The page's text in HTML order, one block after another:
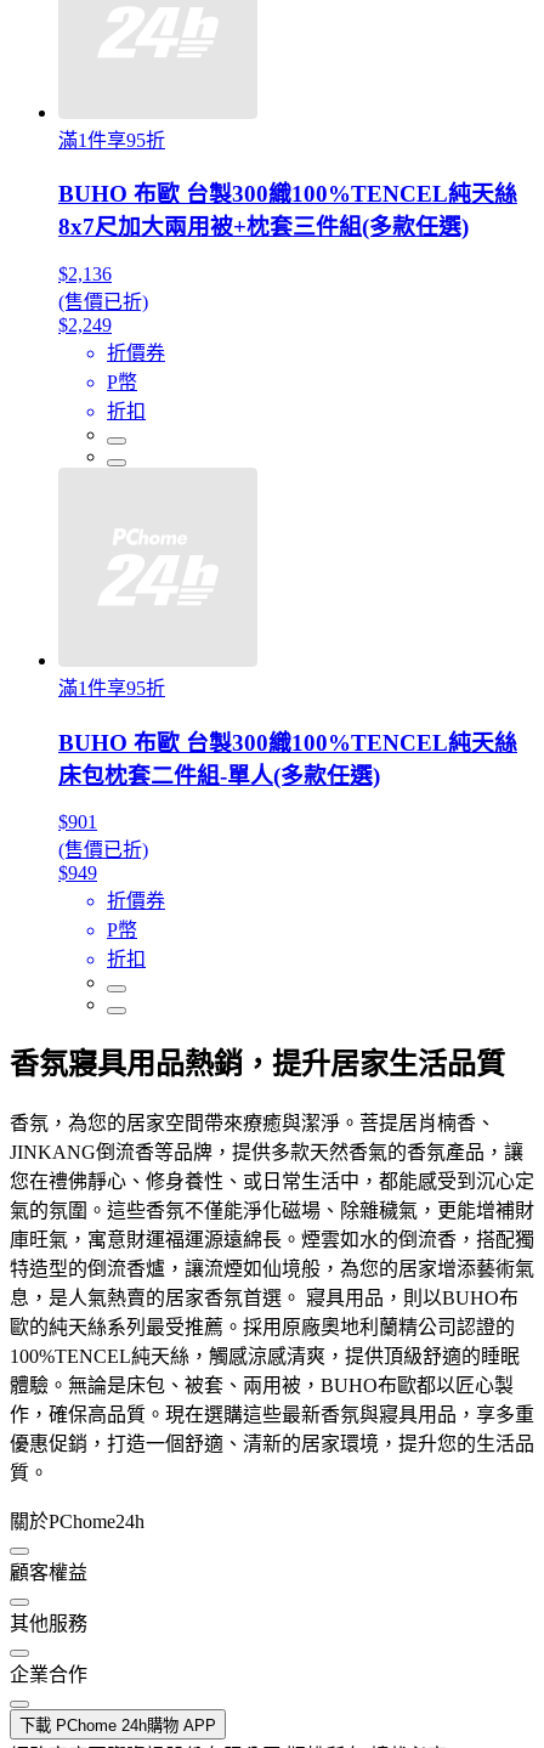
滿1件享95折
BUHO 布歐 台製300織100%TENCEL純天絲
8x7尺加大兩用被+枕套三件組(多款任選)
$2,136
(售價已折)
$2,249
折價券
P幣
折扣
滿1件享95折
BUHO 布歐 台製300織100%TENCEL純天絲
床包枕套二件組-單人(多款任選)
$901
(售價已折)
$949
折價券
P幣
折扣
香氛寢具用品熱銷，提升居家生活品質
香氛，為您的居家空間帶來療癒與潔淨。菩提居肖楠香、
JINKANG倒流香等品牌，提供多款天然香氣的香氛產品，讓
您在禮佛靜心、修身養性、或日常生活中，都能感受到沉心定
氣的氛圍。這些香氛不僅能淨化磁場、除雜穢氣，更能增補財
庫旺氣，寓意財運福運源遠綿長。煙雲如水的倒流香，搭配獨
特造型的倒流香爐，讓流煙如仙境般，為您的居家增添藝術氣
息，是人氣熱賣的居家香氛首選。 寢具用品，則以BUHO布
歐的純天絲系列最受推薦。採用原廠奧地利蘭精公司認證的
100%TENCEL純天絲，觸感涼感清爽，提供頂級舒適的睡眠
體驗。無論是床包、被套、兩用被，BUHO布歐都以匠心製
作，確保高品質。現在選購這些最新香氛與寢具用品，享多重
優惠促銷，打造一個舒適、清新的居家環境，提升您的生活品
質。
關於PChome24h
顧客權益
其他服務
企業合作
下載 PChome 24h購物 APP